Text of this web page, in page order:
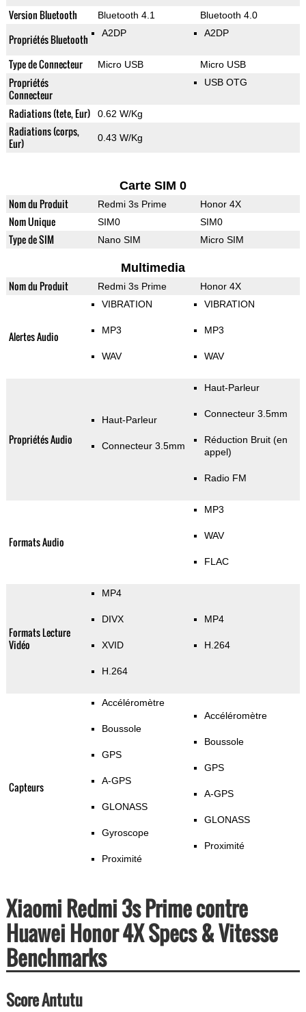
Version Bluetooth Bluetooth 4.1 Bluetooth 4.0
Propriétés Bluetooth A2DP A2DP
Type de Connecteur Micro USB Micro USB
Propriétés
Connecteur
USB OTG
Radiations (tete, Eur) 0.62 W/Kg
Radiations (corps,
Eur)
0.43 W/Kg
Carte SIM 0
Nom du Produit Redmi 3s Prime Honor 4X
Nom Unique SIM0 SIM0
Type de SIM Nano SIM Micro SIM
Multimedia
Nom du Produit Redmi 3s Prime Honor 4X
Alertes Audio
VIBRATION
MP3
WAV
VIBRATION
MP3
WAV
Propriétés Audio
Haut-Parleur
Connecteur 3.5mm
Haut-Parleur
Connecteur 3.5mm
Réduction Bruit (en
appel)
Radio FM
Formats Audio
MP3
WAV
FLAC
Formats Lecture
Vidéo
MP4
DIVX
XVID
H.264
MP4
H.264
Capteurs
Accéléromètre
Boussole
GPS
A-GPS
GLONASS
Gyroscope
Proximité
Accéléromètre
Boussole
GPS
A-GPS
GLONASS
Proximité
Xiaomi Redmi 3s Prime contre
Huawei Honor 4X Specs & Vitesse
Benchmarks
Score Antutu